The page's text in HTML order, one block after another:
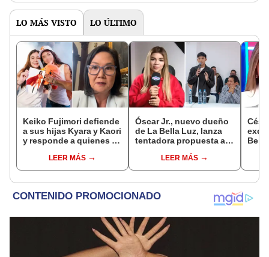
LO MÁS VISTO LO ÚLTIMO
Keiko Fujimori defiende
a sus hijas Kyara y Kaori
y responde a quienes la
“No pueden decirme”
LEER MÁS
Óscar Jr., nuevo dueño
de La Bella Luz, lanza
tentadora propuesta a
denuncia por
tocamientos: “Va a
LEER MÁS
la